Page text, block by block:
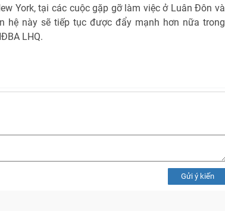
York, tại các cuộc gặp gỡ làm việc ở Luân Đôn và
hệ này sẽ tiếp tục được đẩy mạnh hơn nữa trong
LHQ.
Gửi ý kiến